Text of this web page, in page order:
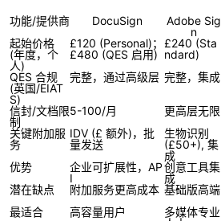
功能/提供商 DocuSign
Adobe Sig
n
起始价格
(年度，个
人)
£120 (Personal)；
£480 (QES 启用)
£240 (Sta
ndard)
QES 合规
(英国/EIAT
S)
完整，通过高级层 完整，集成
信封/文档限
制
5-100/月 更高层无限
关键附加服
务
IDV (£ 额外)，批
量发送
生物识别
(£50+), 集
成
优势
企业可扩展性，AP
I
创意工具集
成
潜在缺点
附加服务更高成本 基础版高端
最适合
高容量用户
多媒体专业